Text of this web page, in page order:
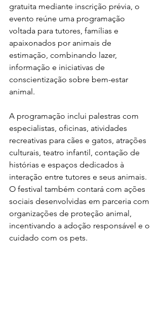
gratuita mediante inscrição prévia, o
evento reúne uma programação
voltada para tutores, famílias e
apaixonados por animais de
estimação, combinando lazer,
informação e iniciativas de
conscientização sobre bem-estar
animal.
A programação inclui palestras com
especialistas, oficinas, atividades
recreativas para cães e gatos, atrações
culturais, teatro infantil, contação de
histórias e espaços dedicados à
interação entre tutores e seus animais.
O festival também contará com ações
sociais desenvolvidas em parceria com
organizações de proteção animal,
incentivando a adoção responsável e o
cuidado com os pets.